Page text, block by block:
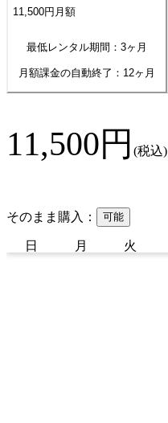
11,500円 月額
最低レンタル期間：3ヶ月
月額課金の自動終了： 12ヶ月
11,500円 (税込)
そのまま購入： 可能
日 月 火